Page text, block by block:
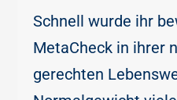
Schnell wurde ihr
MetaCheck in ihrer
gerechten